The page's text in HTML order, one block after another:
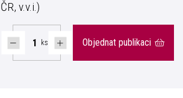
ČR, v.v.i.)
ks Objednat publikaci